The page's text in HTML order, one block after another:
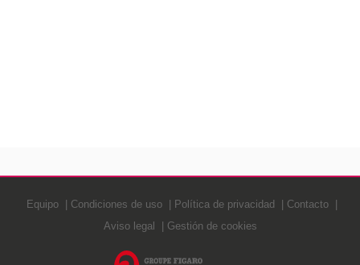
Equipo Condiciones de uso Política de privacidad
Contacto
Aviso legal
Gestión de cookies